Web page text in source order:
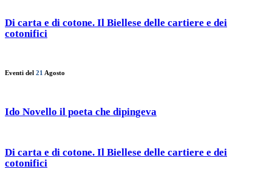
Di carta e di cotone. Il Biellese delle cartiere e dei
cotonifici
Eventi del 21 Agosto
Ido Novello il poeta che dipingeva
Di carta e di cotone. Il Biellese delle cartiere e dei
cotonifici